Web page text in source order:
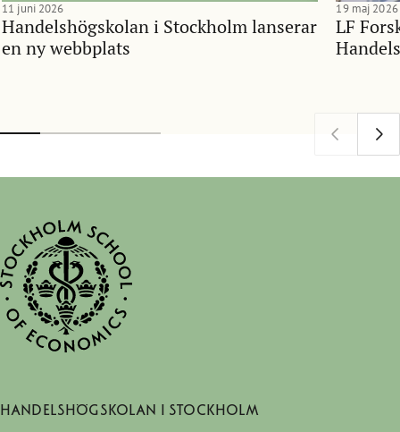
Handelshögskolan i Stockholm lanserar
en ny webbplats
11 juni 2026
LF
19 maj 2026
Handelshögskolan i Stockholm